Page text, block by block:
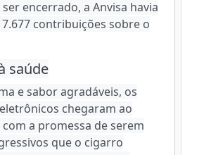
encerrado, a Anvisa havia
contribuições sobre o
saúde
e sabor agradáveis, os
chegaram ao
a promessa de serem
que o cigarro